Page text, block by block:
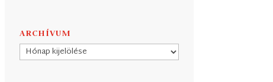
ARCHÍVUM
Archívum